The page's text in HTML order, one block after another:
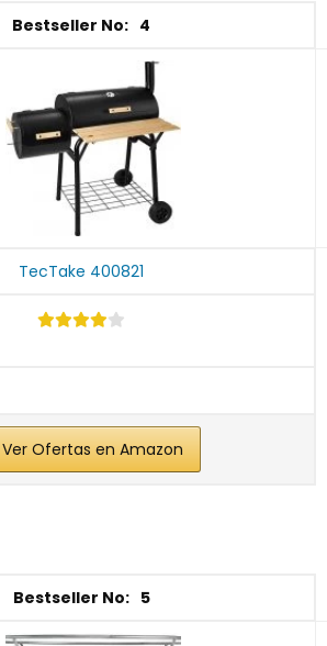
4
TecTake 400821
Ver Ofertas en Amazon
5